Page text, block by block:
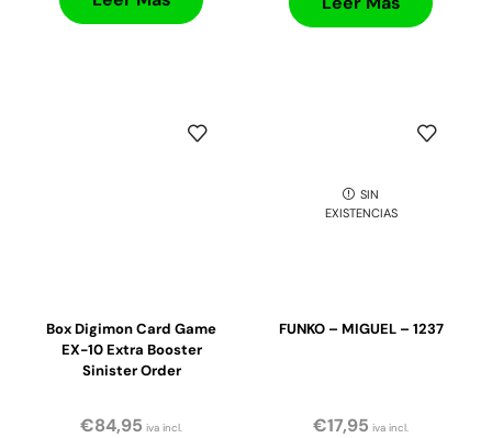
Box Digimon Card Game
EX-10 Extra Booster
Sinister Order
€84,95 iva incl.
SIN
EXISTENCIAS
FUNKO – MIGUEL – 1237
€17,95 iva incl.